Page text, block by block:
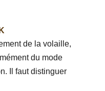
de la volaille,
du mode
Il faut distinguer